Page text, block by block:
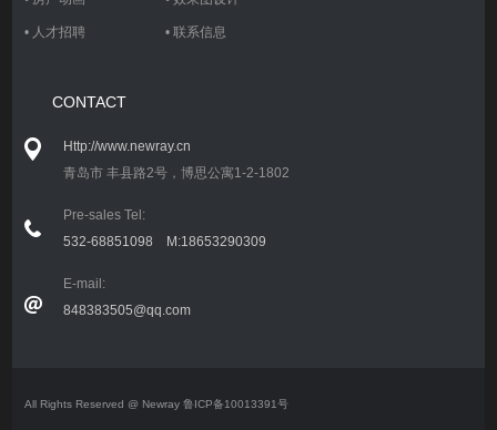
• 人才招聘 •联系信息
CONTACT
Http://www.newray.cn
青岛市 丰县路2号，博思公寓1-2-1802
Pre-sales Tel:
532-68851098 M:18653290309
E-mail:
848383505@qq.com
All Rights Reserved @ Newray 鲁ICP备10013391号